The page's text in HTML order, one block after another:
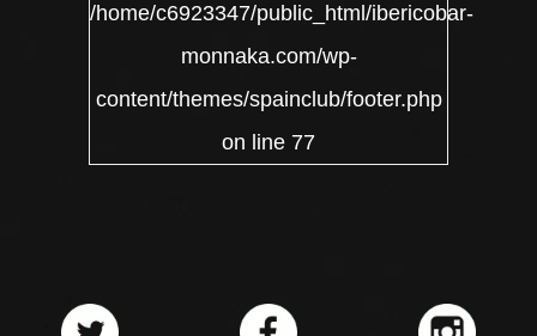
/home/c6923347/public_html/ibericobar-
monnaka.com/wp-
content/themes/spainclub/footer.php
on line 77